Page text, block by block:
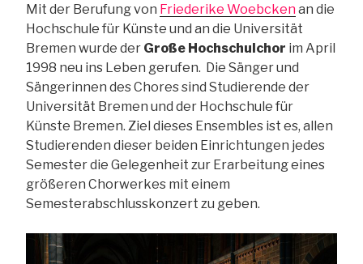
Mit der Berufung von Friederike Woebckenan die
Hochschule für Künste und an die Universität
Bremen wurde der Große Hochschulchor im April
1998 neu ins Leben gerufen. Die Sänger und
Sängerinnen des Chores sind Studierende der
Universität Bremen und der Hochschule für
Künste Bremen. Ziel dieses Ensembles ist es, allen
Studierenden dieser beiden Einrichtungen jedes
Semester die Gelegenheit zur Erarbeitung eines
größeren Chorwerkes mit einem
Semesterabschlusskonzert zu geben.